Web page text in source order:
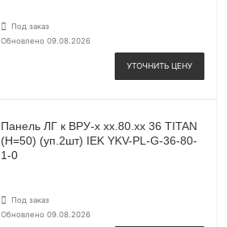
Под заказ
Обновлено 09.08.2026
УТОЧНИТЬ ЦЕНУ
Панель ЛГ к ВРУ-х хх.80.хх 36 TITAN
(H=50) (уп.2шт) IEK YKV-PL-G-36-80-
1-0
Под заказ
Обновлено 09.08.2026